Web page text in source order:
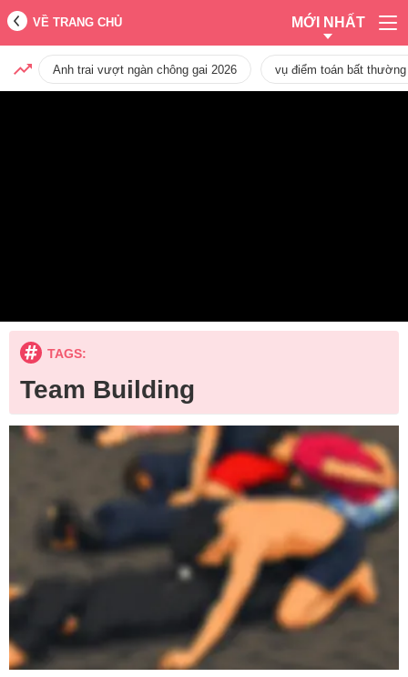
VỀ TRANG CHỦ MỚI NHẤT
Anh trai vượt ngàn chông gai 2026 vụ điểm toán bất
TAGS:
Team Building